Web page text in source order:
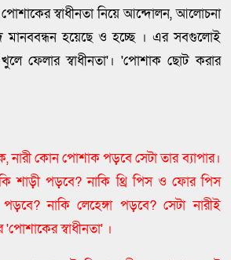
স্বাধীনতা নিয়ে আন্দোলন, আলোচনা
মানববন্ধন হয়েছে ও হচ্ছে । এর সবগুলোই
ফেলার স্বাধীনতা'। 'পোশাক ছোট করার
নারী কোন পোশাক পড়বে সেটা তার ব্যাপার।
শাড়ী পড়বে? নাকি থ্রি পিস ও ফোর পিস
নাকি লেহেঙ্গা পড়বে? সেটা নারীই
'পোশাকের স্বাধীনতা' ।